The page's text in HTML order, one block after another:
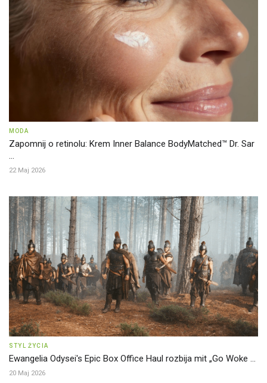
MODA
Zapomnij o retinolu: Krem Inner Balance BodyMatched™ Dr. Sar
...
22 Maj 2026
STYL ŻYCIA
Ewangelia Odysei's Epic Box Office Haul rozbija mit „Go Woke ...
20 Maj 2026